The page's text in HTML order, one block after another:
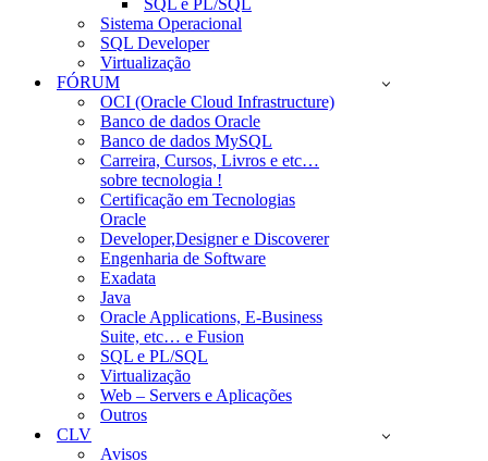
SQL e PL/SQL
Sistema Operacional
SQL Developer
Virtualização
FÓRUM
OCI (Oracle Cloud Infrastructure)
Banco de dados Oracle
Banco de dados MySQL
Carreira, Cursos, Livros e etc…
sobre tecnologia !
Certificação em Tecnologias
Oracle
Developer,Designer e Discoverer
Engenharia de Software
Exadata
Java
Oracle Applications, E-Business
Suite, etc… e Fusion
SQL e PL/SQL
Virtualização
Web – Servers e Aplicações
Outros
CLV
Avisos